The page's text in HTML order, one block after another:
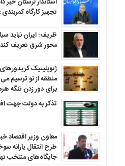
تجهیز کارگاه
ظریف: ایران نباید
محور شرق تعریف کند
ژئوپلیتیک
منطقه‌ از نو ترسیم
برای دور زدن تنگه
تذکر به دولت جهت
معاون وزیر اقتصاد
طرح انتقال یارانه
جایگاه‌های منتخب